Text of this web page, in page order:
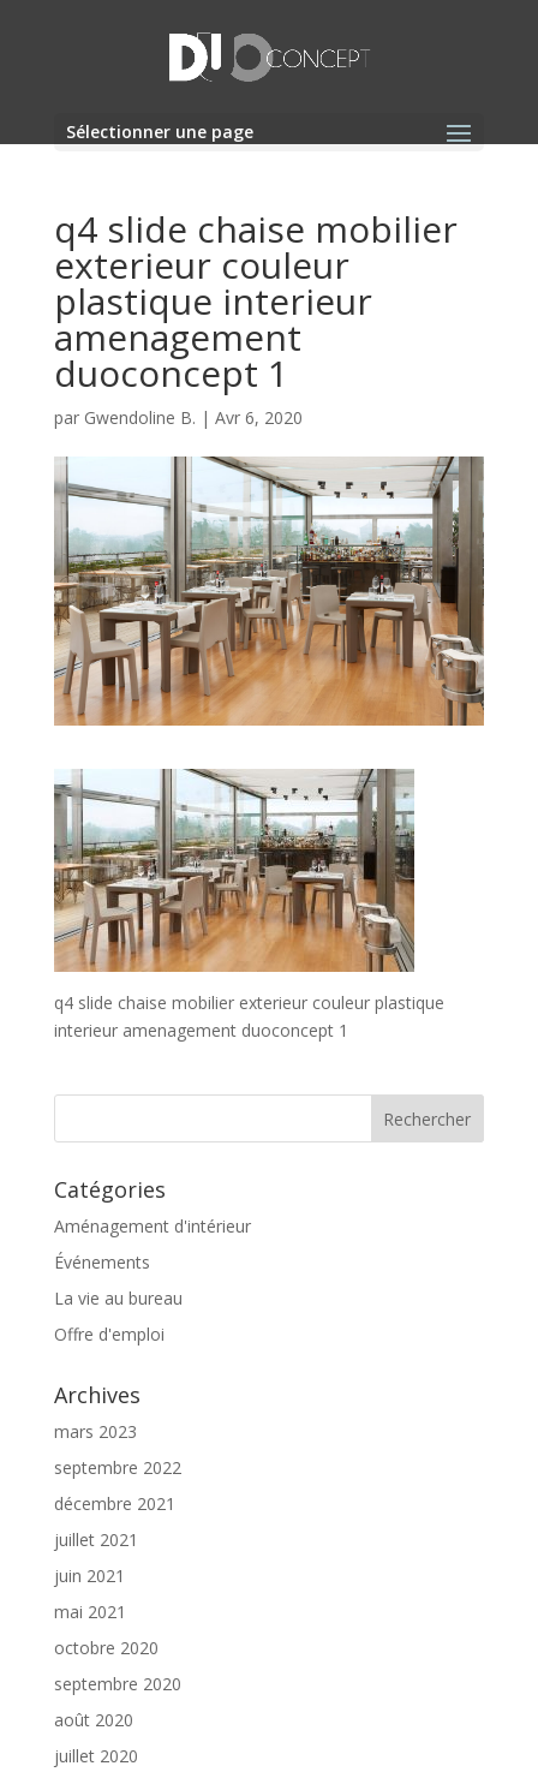
Sélectionner une page
q4 slide chaise mobilier
exterieur couleur
plastique interieur
amenagement
duoconcept 1
par Gwendoline B. | Avr 6, 2020
q4 slide chaise mobilier exterieur couleur plastique
interieur amenagement duoconcept 1
Catégories
Aménagement d'intérieur
Événements
La vie au bureau
Offre d'emploi
Archives
mars 2023
septembre 2022
décembre 2021
juillet 2021
juin 2021
mai 2021
octobre 2020
septembre 2020
août 2020
juillet 2020